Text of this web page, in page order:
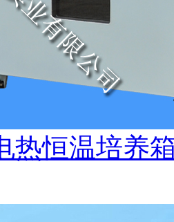
热恒温培养